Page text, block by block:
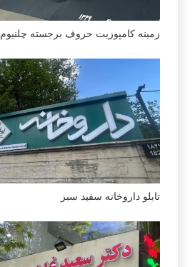
زمینه کامپوزیت حروف برجسته چلنیوم
تابلو داروخانه سفید سبز